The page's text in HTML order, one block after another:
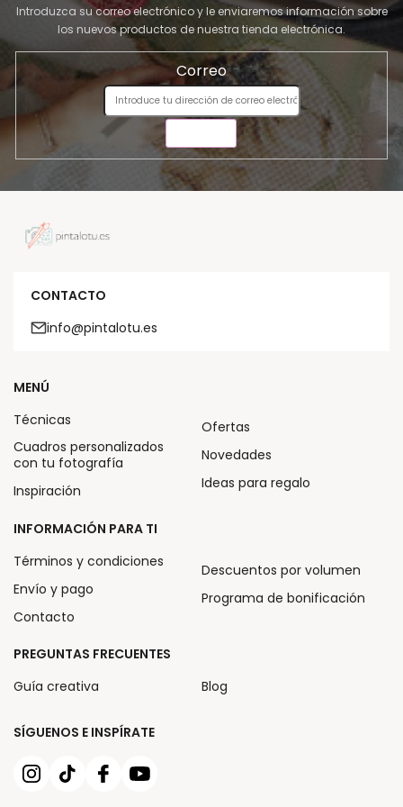
Introduzca su correo electrónico y le enviaremos información sobre
los nuevos productos de nuestra tienda electrónica.
Correo
CONTACTO
info@pintalotu.es
SÍGUENOS E INSPÍRATE
MENÚ
Técnicas
Cuadros personalizados
con tu fotografía
Inspiración
Ofertas
Novedades
Ideas para regalo
INFORMACIÓN PARA TI
Términos y condiciones
Envío y pago
Contacto
Descuentos por volumen
Programa de bonificación
PREGUNTAS FRECUENTES
Guía creativa
Blog